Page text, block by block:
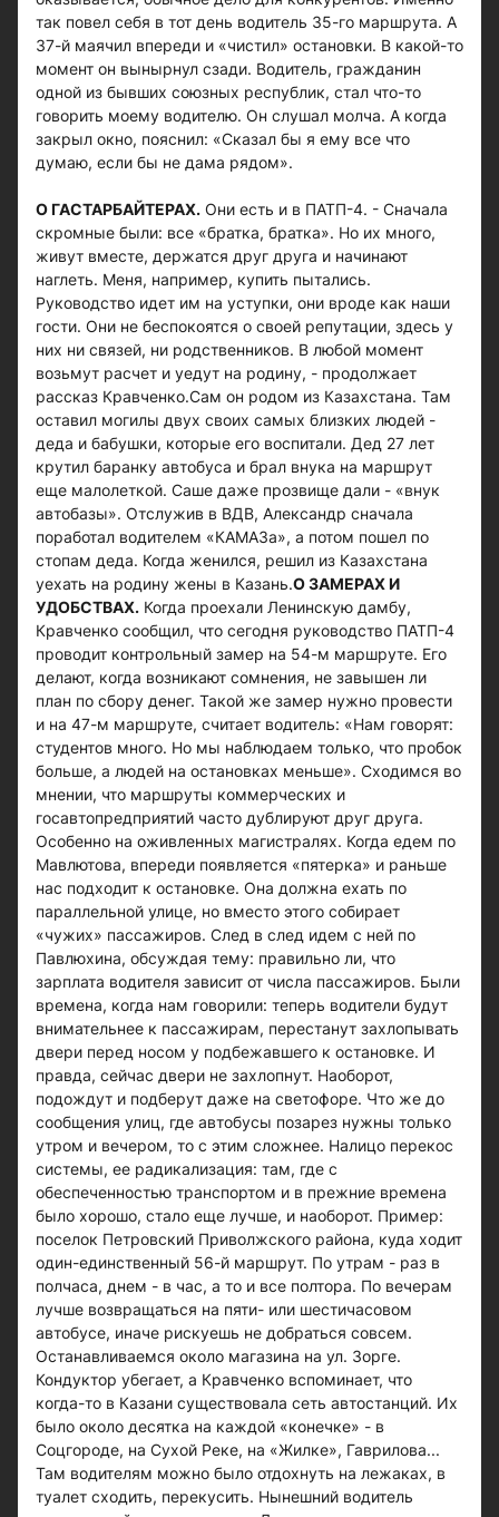
так повел себя в тот день водитель 35-го маршрута. А
37-й маячил впереди и «чистил» остановки. В какой-то
момент он вынырнул сзади. Водитель, гражданин
одной из бывших союзных республик, стал что-то
говорить моему водителю. Он слушал молча. А когда
закрыл окно, пояснил: «Сказал бы я ему все что
думаю, если бы не дама рядом».
О ГАСТАРБАЙТЕРАХ. Они есть и в ПАТП-4. - Сначала
скромные были: все «братка, братка». Но их много,
живут вместе, держатся друг друга и начинают
наглеть. Меня, например, купить пытались.
Руководство идет им на уступки, они вроде как наши
гости. Они не беспокоятся о своей репутации, здесь у
них ни связей, ни родственников. В любой момент
возьмут расчет и уедут на родину, - продолжает
рассказ Кравченко.Сам он родом из Казахстана. Там
оставил могилы двух своих самых близких людей -
деда и бабушки, которые его воспитали. Дед 27 лет
крутил баранку автобуса и брал внука на маршрут
еще малолеткой. Саше даже прозвище дали - «внук
автобазы». Отслужив в ВДВ, Александр сначала
поработал водителем «КАМАЗа», а потом пошел по
стопам деда. Когда женился, решил из Казахстана
уехать на родину жены в Казань.О ЗАМЕРАХ И
УДОБСТВАХ. Когда проехали Ленинскую дамбу,
Кравченко сообщил, что сегодня руководство ПАТП-4
проводит контрольный замер на 54-м маршруте. Его
делают, когда возникают сомнения, не завышен ли
план по сбору денег. Такой же замер нужно провести
и на 47-м маршруте, считает водитель: «Нам говорят:
студентов много. Но мы наблюдаем только, что пробок
больше, а людей на остановках меньше». Сходимся во
мнении, что маршруты коммерческих и
госавтопредприятий часто дублируют друг друга.
Особенно на оживленных магистралях. Когда едем по
Мавлютова, впереди появляется «пятерка» и раньше
нас подходит к остановке. Она должна ехать по
параллельной улице, но вместо этого собирает
«чужих» пассажиров. След в след идем с ней по
Павлюхина, обсуждая тему: правильно ли, что
зарплата водителя зависит от числа пассажиров. Были
времена, когда нам говорили: теперь водители будут
внимательнее к пассажирам, перестанут захлопывать
двери перед носом у подбежавшего к остановке. И
правда, сейчас двери не захлопнут. Наоборот,
подождут и подберут даже на светофоре. Что же до
сообщения улиц, где автобусы позарез нужны только
утром и вечером, то с этим сложнее. Налицо перекос
системы, ее радикализация: там, где с
обеспеченностью транспортом и в прежние времена
было хорошо, стало еще лучше, и наоборот. Пример:
поселок Петровский Приволжского района, куда ходит
один-единственный 56-й маршрут. По утрам - раз в
полчаса, днем - в час, а то и все полтора. По вечерам
лучше возвращаться на пяти- или шестичасовом
автобусе, иначе рискуешь не добраться совсем.
Останавливаемся около магазина на ул. Зорге.
Кондуктор убегает, а Кравченко вспоминает, что
когда-то в Казани существовала сеть автостанций. Их
было около десятка на каждой «конечке» - в
Соцгороде, на Сухой Реке, на «Жилке», Гаврилова...
Там водителям можно было отдохнуть на лежаках, в
туалет сходить, перекусить. Нынешний водитель